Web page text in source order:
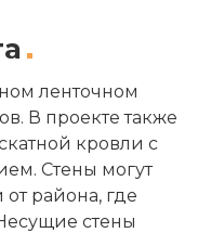
ленточном
В проекте также
кровли с
Стены могут
района, где
стены